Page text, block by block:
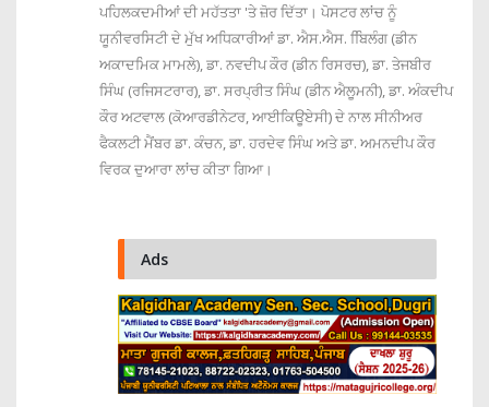
ਪਹਿਲਕਦਮੀਆਂ ਦੀ ਮਹੱਤਤਾ 'ਤੇ ਜ਼ੋਰ ਦਿੱਤਾ। ਪੋਸਟਰ ਲਾਂਚ ਨੂੰ
ਯੂਨੀਵਰਸਿਟੀ ਦੇ ਮੁੱਖ ਅਧਿਕਾਰੀਆਂ ਡਾ. ਐਸ.ਐਸ. ਬਿਿਲੰਗ (ਡੀਨ
ਅਕਾਦਮਿਕ ਮਾਮਲੇ), ਡਾ. ਨਵਦੀਪ ਕੌਰ (ਡੀਨ ਰਿਸਰਚ), ਡਾ. ਤੇਜਬੀਰ
ਸਿੰਘ (ਰਜਿਸਟਰਾਰ), ਡਾ. ਸਰਪ੍ਰੀਤ ਸਿੰਘ (ਡੀਨ ਐਲੂਮਨੀ), ਡਾ. ਅੰਕਦੀਪ
ਕੌਰ ਅਟਵਾਲ (ਕੋਆਰਡੀਨੇਟਰ, ਆਈਕਿਊਏਸੀ) ਦੇ ਨਾਲ ਸੀਨੀਅਰ
ਫੈਕਲਟੀ ਮੈਂਬਰ ਡਾ. ਕੰਚਨ, ਡਾ. ਹਰਦੇਵ ਸਿੰਘ ਅਤੇ ਡਾ. ਅਮਨਦੀਪ ਕੌਰ
ਵਿਰਕ ਦੁਆਰਾ ਲਾਂਚ ਕੀਤਾ ਗਿਆ।
Ads